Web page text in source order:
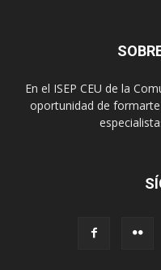
En el ISEP CEU de la
oportunidad de